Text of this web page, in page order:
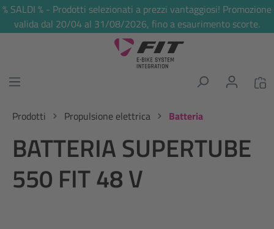
principale
% SALDI % - Prodotti selezionati a prezzi vantaggiosi! Promozione
valida dal 20/04 al 31/08/2026, fino a esaurimento scorte.
Prodotti Propulsione elettrica Batteria
BATTERIA SUPERTUBE
550 FIT 48 V